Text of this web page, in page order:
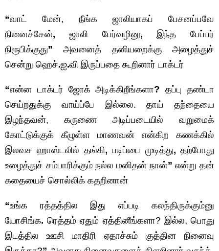
“வாட் மேன், நீங்க ஜாலியாகப் பேசனப்பவே
நினைச்சேன், ஜாலி பேர்வழினு, இந்த பேப்பர்
நிரூபிக்குது”அவனைத் தனியறைக்கு அழைத்துச்
சென்று ஹெச்.ஐ.வி இருப்பதை கூறினார் டாக்டர்
“என்ன டாக்டர் ஜோக் அடிக்கிறீங்களா?தப்பு தண்டா
செய்றதுக்கு வாய்ப்பே இல்லை. தாய் தந்தையை
இழந்தவன், கருணை அடிப்படையில் வறுமைக்
கோட்டுக்குக் கீழுள்ள மாணவன் என்கிற கணக்கில்
இலவச ஹாஸ்டலில் தங்கி,படிப்பை முடித்து,தற்போது
உழைத்துச் சம்பாரிக்கும் நல்ல மனிதன் நான்”என்று தன்
கதையைச் சொல்லிக் கதறினான்
“உங்க ரத்தத்தில இது எப்படி கலந்திருக்கும்னு
யோசிங்க.ரெத்தம் ஏதும் ஏத்தினீங்களா? இல்ல, பொது
இடத்தில ஊசி மாதிரி ஏதாச்சும் குத்தின நினைவு